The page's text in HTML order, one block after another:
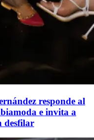
responde al
e invita a
desfilar